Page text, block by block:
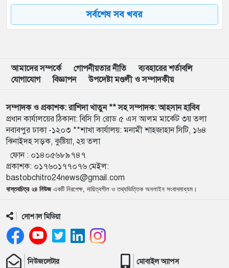
বাংলাদেশ জনরাষ্ট্র আন্দোলন’-এর আত্মপ্রকাশ, নূরের
এনসিপি সমালোচনা
হবে
৫ আগস্ট উদ্বোধন হচ্ছে জুলাই গণঅভ্যুত্থান স্মৃতি জাদুঘর
১১
ভেনেজুয়েলায় জোড়া ভূমিকম্পে নিহত বেড়ে ৬ হাজার ১২৫
১২
যায় ইতিহাস
১৩
১৪
সর্বশেষ সব খবর
আমাদের সম্পর্কে গোপনীয়তার নীতি
ব্যবহারের শর্তাবলি
যোগাযোগ
বিজ্ঞাপন উপদেষ্টা মণ্ডলী ও সম্পাদকীয়
সম্পাদক ও প্রকাশক: রাশিদা খাতুন ** সহ সম্পাদক: আহসান হাবিব
প্রধান কার্যালয়ের ঠিকানা: বিসি সি রোড ৫ এস আলম মার্কেট ৩য় তলা
নবাবপুর ঢাকা -১২০৩ **শাখা কার্যালয়: মনামী শাহজাহান সিটি, ১৬৪
ঝিনাইদহ সড়ক, কুষ্টিয়া, ২য় তলা
ফোন : ০১৪০৫৬৮৯৭৪৭
প্রকাশক: ০১৭৬০১৭৭০৭৬ মেইল:
bastobchitro24news@gmail.com
বাস্তবচিত্র ২৪ নিউজএকটি নিরপেক্ষ, দায়িত্বশীল ও তথ্যভিত্তিক অনলাইন সংবাদমাধ্যম।
সোশ্যাল মিডিয়া
নিউজলেটার মোবাইল অ্যাপস